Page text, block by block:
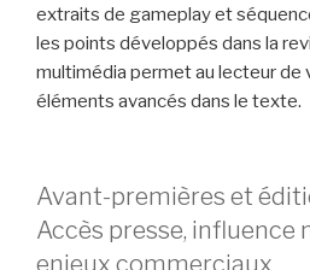
extraits de gameplay et
les points développés dans la
multimédia permet au lecteur de
éléments avancés dans le texte.
Avant-premières et
Accès presse, influence
enjeux commerciaux